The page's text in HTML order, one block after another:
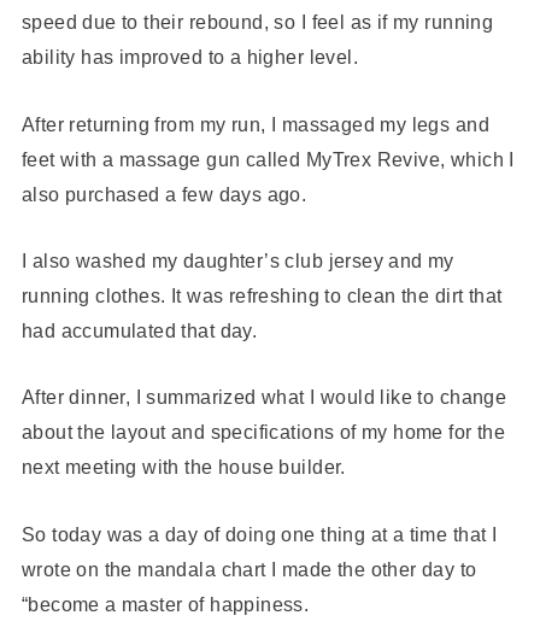
speed due to their rebound, so I feel as if my running
ability has improved to a higher level.
After returning from my run, I massaged my legs and
feet with a massage gun called MyTrex Revive, which I
also purchased a few days ago.
I also washed my daughter’s club jersey and my
running clothes. It was refreshing to clean the dirt that
had accumulated that day.
After dinner, I summarized what I would like to change
about the layout and specifications of my home for the
next meeting with the house builder.
So today was a day of doing one thing at a time that I
wrote on the mandala chart I made the other day to
“become a master of happiness.